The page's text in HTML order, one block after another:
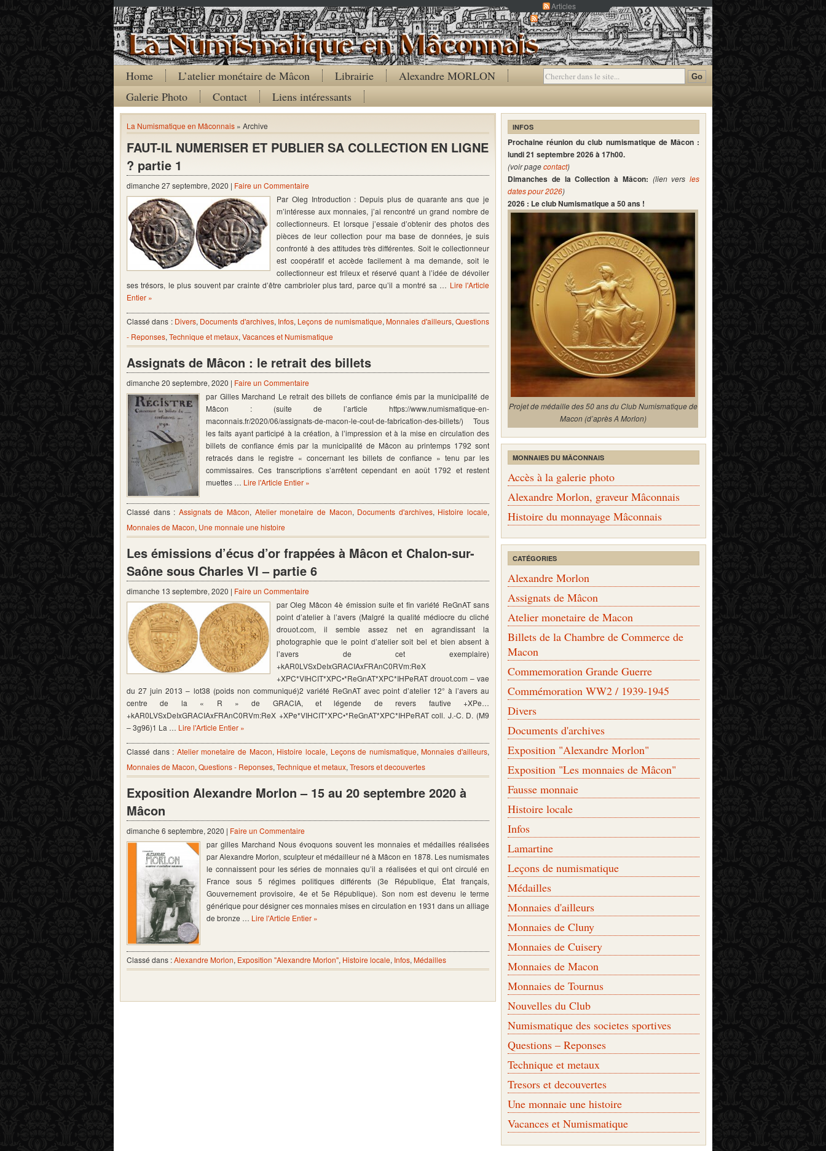
Articles
Commentaires
Home L’atelier monétaire de Mâcon Librairie
Alexandre MORLON
Galerie Photo
Contact Liens intéressants
La Numismatique en Mâconnais » Archive
FAUT-IL NUMERISER ET PUBLIER SA COLLECTION EN LIGNE
? partie 1
dimanche 27 septembre, 2020 | Faire un Commentaire
Par Oleg Introduction : Depuis plus de quarante ans que je
m’intéresse aux monnaies, j’ai rencontré un grand nombre de
collectionneurs. Et lorsque j’essaie d’obtenir des photos des
pièces de leur collection pour ma base de données, je suis
confronté à des attitudes très différentes. Soit le collectionneur
est coopératif et accède facilement à ma demande, soit le
collectionneur est frileux et réservé quant à l’idée de dévoiler
ses trésors, le plus souvent par crainte d’être cambrioler plus tard, parce qu’il a montré sa … Lire l'Article
Entier »
Classé dans : Divers, Documents d'archives, Infos, Leçons de numismatique,Monnaies d'ailleurs,Questions
- Reponses, Technique et metaux, Vacances et Numismatique
Assignats de Mâcon : le retrait des billets
dimanche 20 septembre, 2020 | Faire un Commentaire
par Gilles Marchand Le retrait des billets de confiance émis par la municipalité de
Mâcon : (suite de l’article https://www.numismatique-en-
maconnais.fr/2020/06/assignats-de-macon-le-cout-de-fabrication-des-billets/) Tous
les faits ayant participé à la création, à l’impression et à la mise en circulation des
billets de confiance émis par la municipalité de Mâcon au printemps 1792 sont
retracés dans le registre « concernant les billets de confiance » tenu par les
commissaires. Ces transcriptions s’arrêtent cependant en août 1792 et restent
muettes … Lire l'Article Entier »
Classé dans : Assignats de Mâcon, Atelier monetaire de Macon, Documents d'archives, Histoire locale,
Monnaies de Macon, Une monnaie une histoire
Les émissions d’écus d’or frappées à Mâcon et Chalon-sur-
Saône sous Charles VI – partie 6
dimanche 13 septembre, 2020 | Faire un Commentaire
par Oleg Mâcon 4è émission suite et fin variété ReGnAT sans
point d’atelier à l’avers (Malgré la qualité médiocre du cliché
drouot.com, il semble assez net en agrandissant la
photographie que le point d’atelier soit bel et bien absent à
l’avers de cet exemplaire)
+kAR0LVSxDeIxGRACIAxFRAnC0RVm:ReX
+XPC*VIHCIT*XPC•*ReGnAT*XPC*IHPeRAT drouot.com – vae
du 27 juin 2013 – lot38 (poids non communiqué)2 variété ReGnAT avec point d’atelier 12° à l’avers au
centre de la « R » de GRACIA, et légende de revers fautive +XPe…
+kAR0LVSxDeIxGRACIAxFRAnC0RVm:ReX +XPe*VIHCIT*XPC•*ReGnAT*XPC*IHPeRAT coll. J.-C. D. (M9
– 3g96)1 La … Lire l'Article Entier »
Classé dans : Atelier monetaire de Macon, Histoire locale, Leçons de numismatique,Monnaies d'ailleurs,
Monnaies de Macon, Questions - Reponses, Technique et metaux, Tresors et decouvertes
Exposition Alexandre Morlon – 15 au 20 septembre 2020 à
Mâcon
dimanche 6 septembre, 2020 | Faire un Commentaire
par gilles Marchand Nous évoquons souvent les monnaies et médailles réalisées
par Alexandre Morlon, sculpteur et médailleur né à Mâcon en 1878. Les numismates
le connaissent pour les séries de monnaies qu’il a réalisées et qui ont circulé en
France sous 5 régimes politiques différents (3e République, État français,
Gouvernement provisoire, 4e et 5e République). Son nom est devenu le terme
générique pour désigner ces monnaies mises en circulation en 1931 dans un alliage
de bronze … Lire l'Article Entier »
Classé dans :Alexandre Morlon, Exposition "Alexandre Morlon", Histoire locale, Infos, Médailles
INFOS
Prochaine réunion du club numismatique de Mâcon :
lundi 21 septembre 2026 à 17h00.
(voir pagecontact)
Dimanches de la Collection à Mâcon: (lien vers les
dates pour 2026)
2026 : Le club Numismatique a 50 ans !
Projet de médaille des 50 ans du Club Numismatique de
Macon (d’après A Morlon)
MONNAIES DU MÂCONNAIS
Accès à la galerie photo
Alexandre Morlon, graveur Mâconnais
Histoire du monnayage Mâconnais
CATÉGORIES
Alexandre Morlon
Assignats de Mâcon
Atelier monetaire de Macon
Billets de la Chambre de Commerce de
Macon
Commemoration Grande Guerre
Commémoration WW2 / 1939-1945
Divers
Documents d'archives
Exposition "Alexandre Morlon"
Exposition "Les monnaies de Mâcon"
Fausse monnaie
Histoire locale
Infos
Lamartine
Leçons de numismatique
Médailles
Monnaies d'ailleurs
Monnaies de Cluny
Monnaies de Cuisery
Monnaies de Macon
Monnaies de Tournus
Nouvelles du Club
Numismatique des societes sportives
Questions – Reponses
Technique et metaux
Tresors et decouvertes
Une monnaie une histoire
Vacances et Numismatique